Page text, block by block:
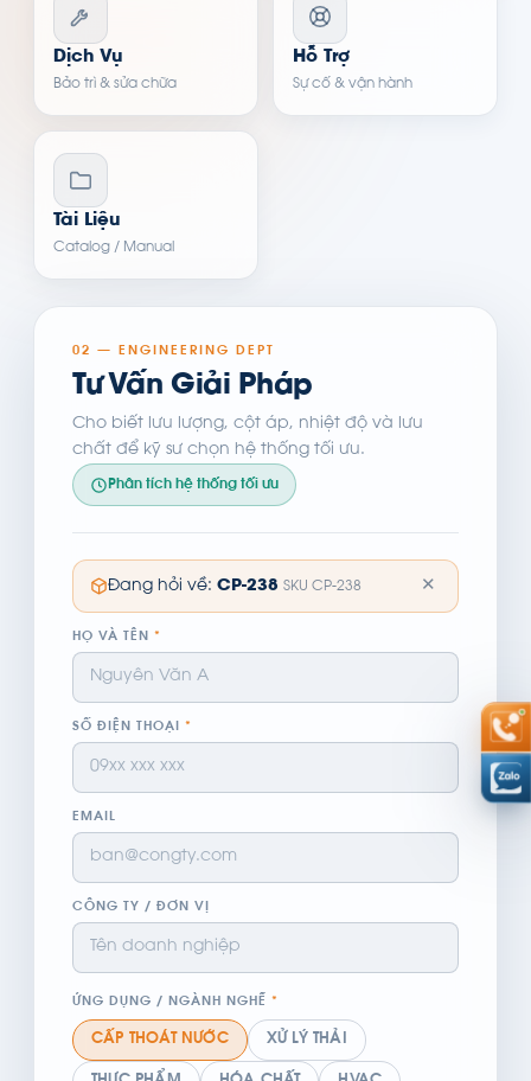
Dịch Vụ
Bảo trì & sửa chữa
Hỗ Trợ
Sự cố & vận hành
Tài Liệu
Catalog / Manual
02 — ENGINEERING DEPT
Tư Vấn Giải Pháp
Cho biết lưu lượng, cột áp, nhiệt độ và lưu
chất để kỹ sư chọn hệ thống tối ưu.
Phân tích hệ thống tối ưu
Đang hỏi về: CP-238 SKU CP-238 ✕
HỌ VÀ TÊN *
SỐ ĐIỆN THOẠI *
EMAIL
CÔNG TY / ĐƠN VỊ
ỨNG DỤNG / NGÀNH NGHỀ *
CẤP THOÁT NƯỚC XỬ LÝ THẢI